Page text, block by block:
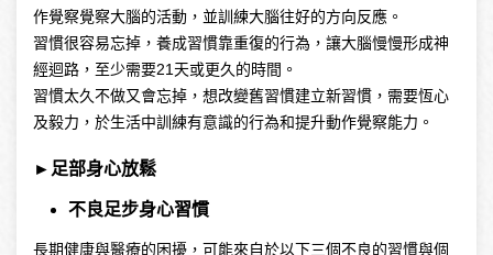
作覺察覺察大腦的活動，並訓練大腦往好的方向反應。
習慣很容易忘掉，養成習慣靠重復的行為，讓大腦慢慢形成神
經迴路，至少需要21天或更久的時間。
習慣太久不做又會忘掉，想改變舊習慣建立新習慣，需要恆心
及毅力，於生活中訓練有意識的行為和提升動作覺察能力。
►足部身心放鬆
不良足步身心習慣
長期健康與醫療的困擾，可能來自於以下三個不良的習慣與個